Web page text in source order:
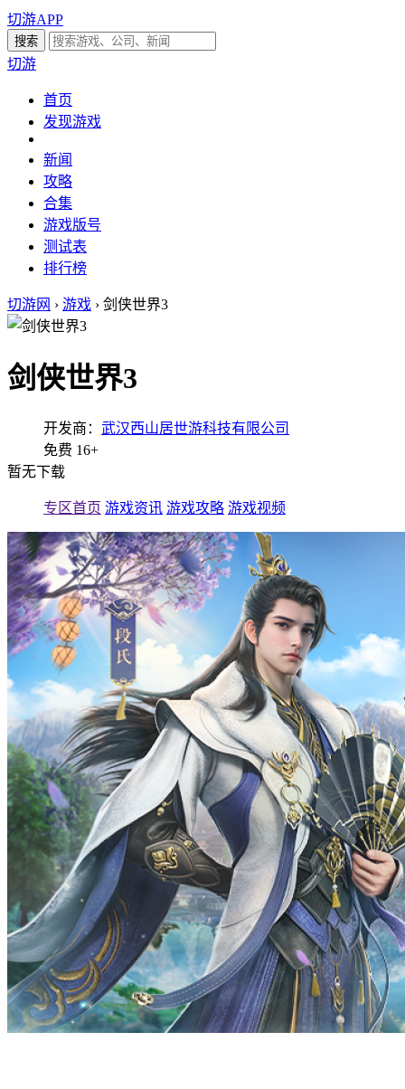
切游APP
切游
首页
发现游戏
新闻
攻略
合集
游戏版号
测试表
排行榜
切游网 › 游戏 › 剑侠世界3
剑侠世界3
开发商： 武汉西山居世游科技有限公司
免费 16+
暂无下载
专区首页 游戏资讯 游戏攻略 游戏视频